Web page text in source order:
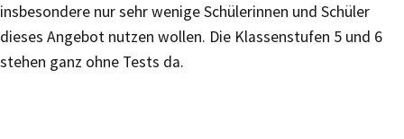
insbesondere nur sehr wenige Schülerinnen und Schüler
dieses Angebot nutzen wollen. Die Klassenstufen 5 und 6
stehen ganz ohne Tests da.